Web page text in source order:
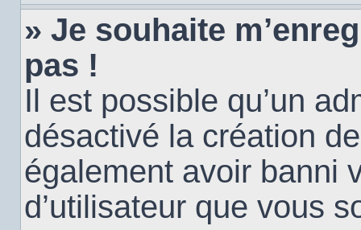
» Je souhaite
pas !
Il est possible qu’un
désactivé la création
également avoir banni
d’utilisateur que vous